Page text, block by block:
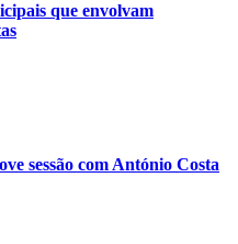
que envolvam
sessão com António Costa